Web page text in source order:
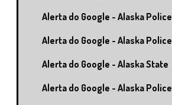
Alerta do Google - Alaska Police
Alerta do Google - Alaska Police
Alerta do Google - Alaska State
Alerta do Google - Alaska Police